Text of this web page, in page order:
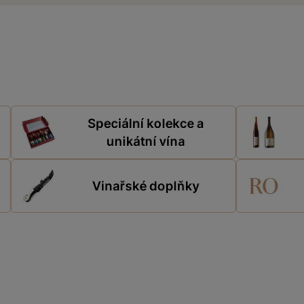
Speciální kolekce a
unikátní vína
Vinařské doplňky